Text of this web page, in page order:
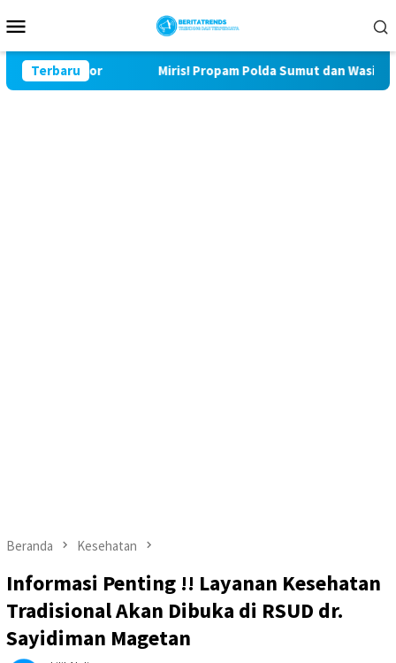
ke
Mobile
Terbaru
Lor Miris! Propam Polda Sumut dan Wasidik
Beranda Kesehatan
Informasi Penting !! Layanan Kesehatan
Tradisional Akan Dibuka di RSUD dr.
Sayidiman Magetan